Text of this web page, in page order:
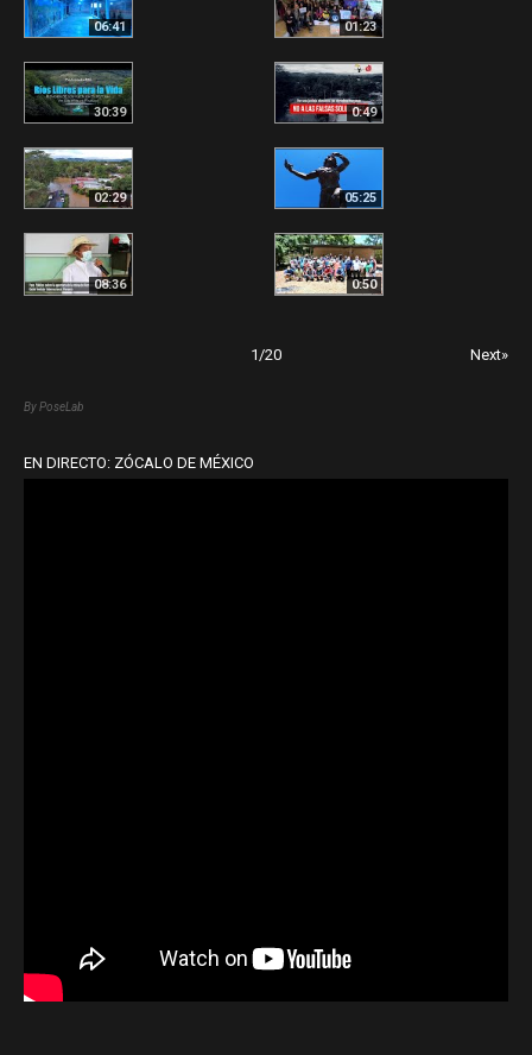
06:41 01:23
30:39 0:49
02:29 05:25
08:36 0:50
1 /20 Next»
By PoseLab
EN DIRECTO: ZÓCALO DE MÉXICO